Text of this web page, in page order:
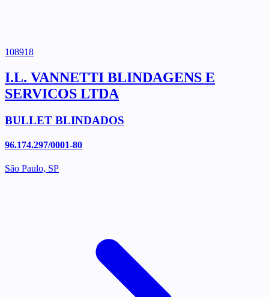
108918
I.L. VANNETTI BLINDAGENS E
SERVICOS LTDA
BULLET BLINDADOS
96.174.297/0001-80
São Paulo, SP